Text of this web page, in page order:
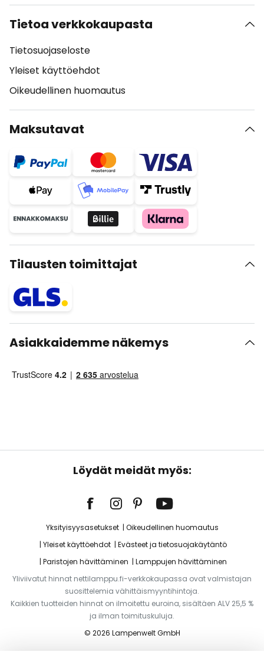
Tietoa verkkokaupasta
Tietosuojaseloste
Yleiset käyttöehdot
Oikeudellinen huomautus
Maksutavat
Tilausten toimittajat
Asiakkaidemme näkemys
Löydät meidät myös:
Yksityisyysasetukset
Oikeudellinen huomautus
Yleiset käyttöehdot
Evästeet ja tietosuojakäytäntö
Paristojen hävittäminen
Lamppujen hävittäminen
Yliviivatut hinnat nettilamppu.fi-verkkokaupassa ovat valmistajan
suosittelemia vähittäismyyntihintoja.
Kaikkien tuotteiden hinnat on ilmoitettu euroina, sisältäen ALV 25,5 %
ja ilman toimituskuluja.
© 2026 Lampenwelt GmbH